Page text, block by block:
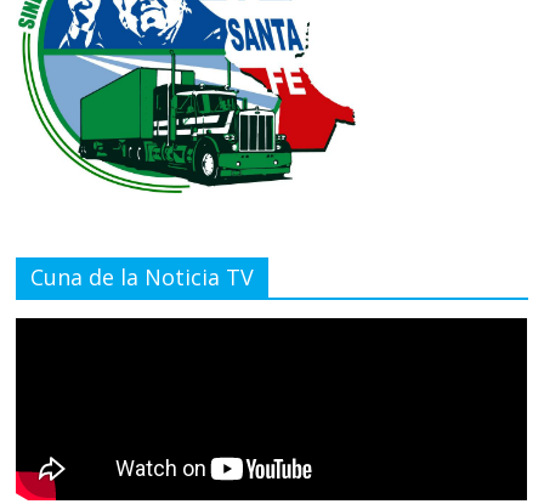
Cuna de la Noticia TV